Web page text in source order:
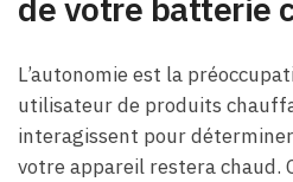
de votre batterie
L’autonomie est la
utilisateur de produits
interagissent pour
votre appareil restera chaud.